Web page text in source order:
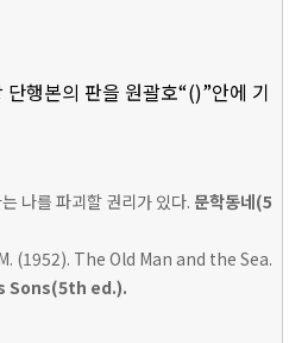
행본의 판을 원괄호“()”안에 기
나를 파괴할 권리가 있다. 문학동네(5
(1952). The Old Man and the Sea.
Sons(5th ed.).